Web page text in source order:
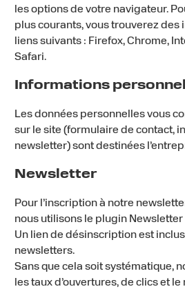
les options de votre navigateur.
plus courants, vous trouverez des
liens suivants : Firefox, Chrome,
Safari.
Informations
Les données personnelles vous
sur le site (formulaire de contact,
newsletter) sont destinées
Newsletter
Pour l’inscription à notre
nous utilisons le plugin Newsletter
Un lien de désinscription est
newsletters.
Sans que cela soit systématique,
les taux d’ouvertures, de clics et